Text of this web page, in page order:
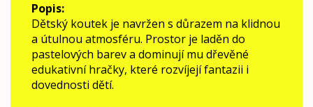
Popis:
Dětský koutek je navržen s důrazem na klidnou
a útulnou atmosféru. Prostor je laděn do
pastelových barev a dominují mu dřevěné
edukativní hračky, které rozvíjejí fantazii i
dovednosti dětí.